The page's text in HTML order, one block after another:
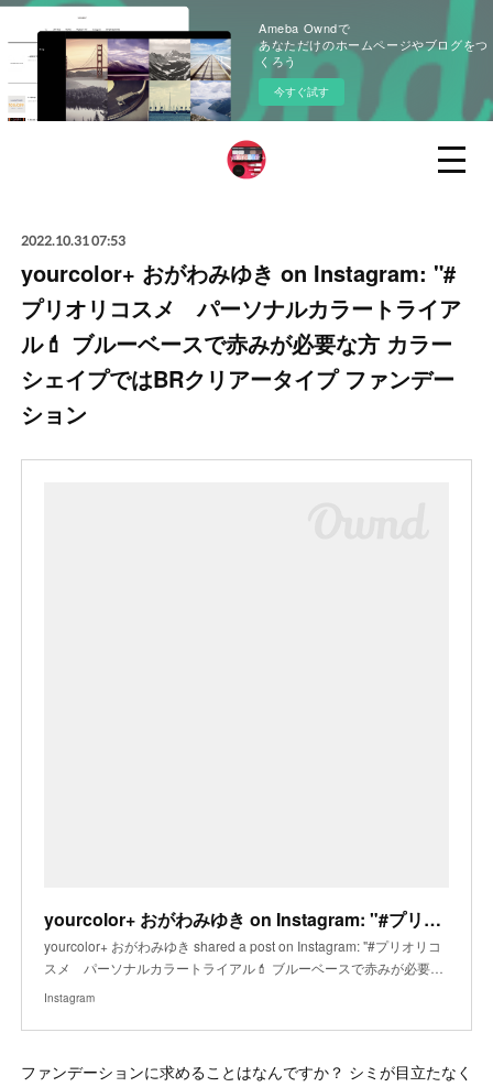
Ameba Owndで
あなただけのホームページやブログをつ
くろう
今すぐ試す
2022.10.31 07:53
yourcolor+ おがわみゆき on Instagram: "#
プリオリコスメ パーソナルカラートライア
ル💄 ブルーベースで赤みが必要な方 カラー
シェイプではBRクリアータイプ ファンデー
ション
yourcolor+ おがわみゆき on Instagram: "#プリオリコスメ パーソナルカラートライアル💄 ブルーベースで赤みが必要な方 カラーシェイプではBRクリアータイプ ファンデーション
yourcolor+ おがわみゆき shared a post on Instagram: "#プリオリコ
スメ パーソナルカラートライアル💄 ブルーベースで赤みが必要…
Instagram
ファンデーションに求めることはなんですか？ シミが目立たなく